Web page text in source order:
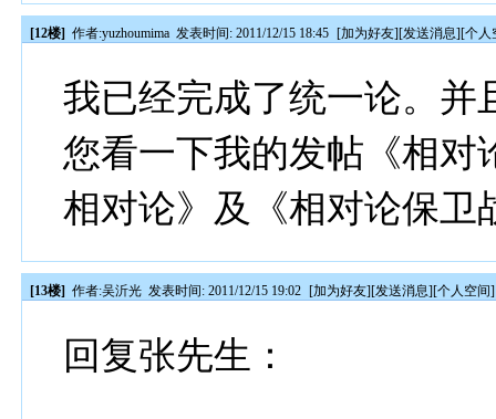
[12楼] 作者:yuzhoumima 发表时间: 2011/12/15 18:45 [加为好友][发送消息][个人
我已经完成了统一论。并
您看一下我的发帖《相对
相对论》及《相对论保卫
[13楼] 作者:吴沂光 发表时间: 2011/12/15 19:02 [加为好友][发送消息][个人空间]
回复张先生：